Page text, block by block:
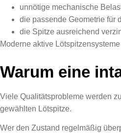
unnötige mechanische
die passende Geometrie für
die Spitze ausreichend
Moderne aktive
Warum eine
Viele Qualitätsprobleme werden
gewählten Lötspitze.
Wer den Zustand regelmäßig